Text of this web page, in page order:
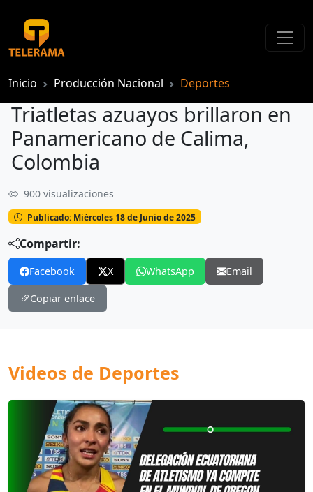
Inicio Producción Nacional Deportes
Triatletas azuayos brillaron en
Panamericano de Calima,
Colombia
900 visualizaciones
Publicado: Miércoles 18 de Junio de 2025
Compartir:
Facebook X WhatsApp Email
Copiar enlace
Videos de Deportes